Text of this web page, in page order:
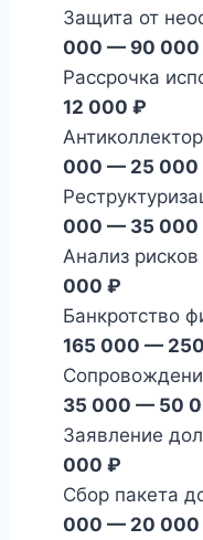
Защита от
000 — 90 000
Рассрочка
12 000 ₽
000 — 25 000
000 — 35 000
Анализ
000 ₽
Банкротство
165 000 —
35 000 — 50
Заявление
000 ₽
Сбор пакета
000 — 20 000